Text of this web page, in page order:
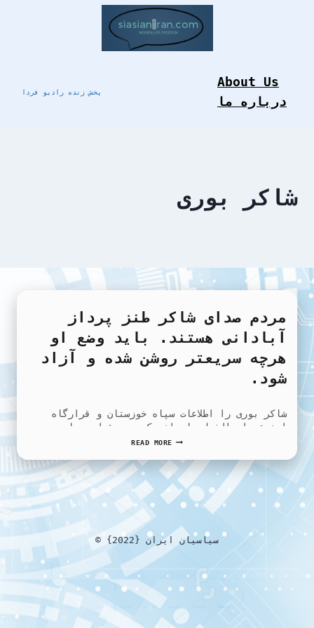
پخش زنده رادیو فردا
About Us
درباره ما
شاکر بوری
مردم صدای شاکر طنز پرداز
آبادانی هستند. باید وضع او
هرچه سریعتر روشن شده و آزاد
شود.
شاكر بورى را اطلاعات سپاه خوزستان و قرارگاه
امنیتی ابوالفضل بازداشت کرد. مسئولیت جان و
READ MOREمردم
شاکر
طنز
پرداز
آبادانی
هستند.
وضع
او
هرچه
روشن
شده
آزاد
شود.
© {2022} سیاسیان ایران